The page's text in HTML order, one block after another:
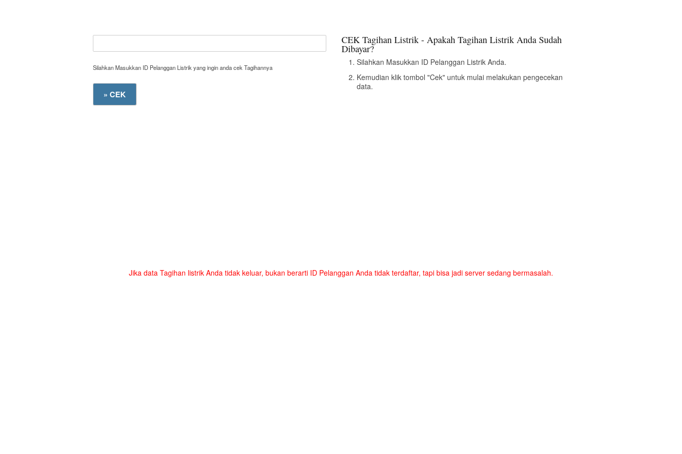
Silahkan Masukkan ID Pelanggan Listrik yang ingin anda cek Tagihannya
CEK Tagihan Listrik - Apakah Tagihan Listrik Anda Sudah
Dibayar?
Silahkan Masukkan ID Pelanggan Listrik Anda.
Kemudian klik tombol "Cek" untuk mulai melakukan pengecekan
data.
Jika data Tagihan listrik Anda tidak keluar, bukan berarti ID Pelanggan Anda tidak terdaftar, tapi bisa jadi server sedang bermasalah.